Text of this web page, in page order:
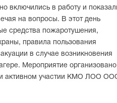
включились в работу и
на вопросы. В этот день
средства пожаротушения,
правила пользования
в случае возникновения
Мероприятие организовано
активном участии КМО ЛОО